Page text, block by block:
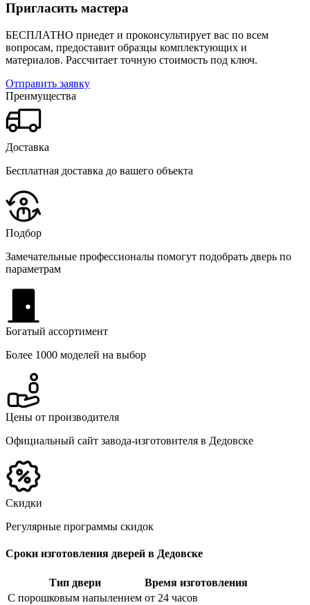
Пригласить мастера
БЕСПЛАТНО приедет и проконсультирует вас по всем
вопросам, предоставит образцы комплектующих и
материалов. Рассчитает точную стоимость под ключ.
Отправить заявку
Преимущества
Доставка
Бесплатная доставка до вашего объекта
Подбор
Замечательные профессионалы помогут подобрать дверь по
параметрам
Богатый ассортимент
Более 1000 моделей на выбор
Цены от производителя
Официальный сайт завода-изготовителя в Дедовске
Скидки
Регулярные программы скидок
Сроки изготовления дверей в Дедовске
Тип двери
Время изготовления
С порошковым напылением от 24 часов